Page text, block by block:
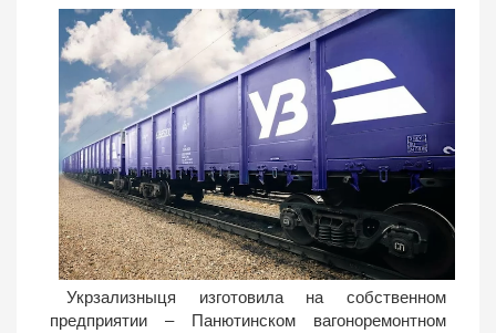
Укрзализныця изготовила на собственном
предприятии – Панютинском вагоноремонтном